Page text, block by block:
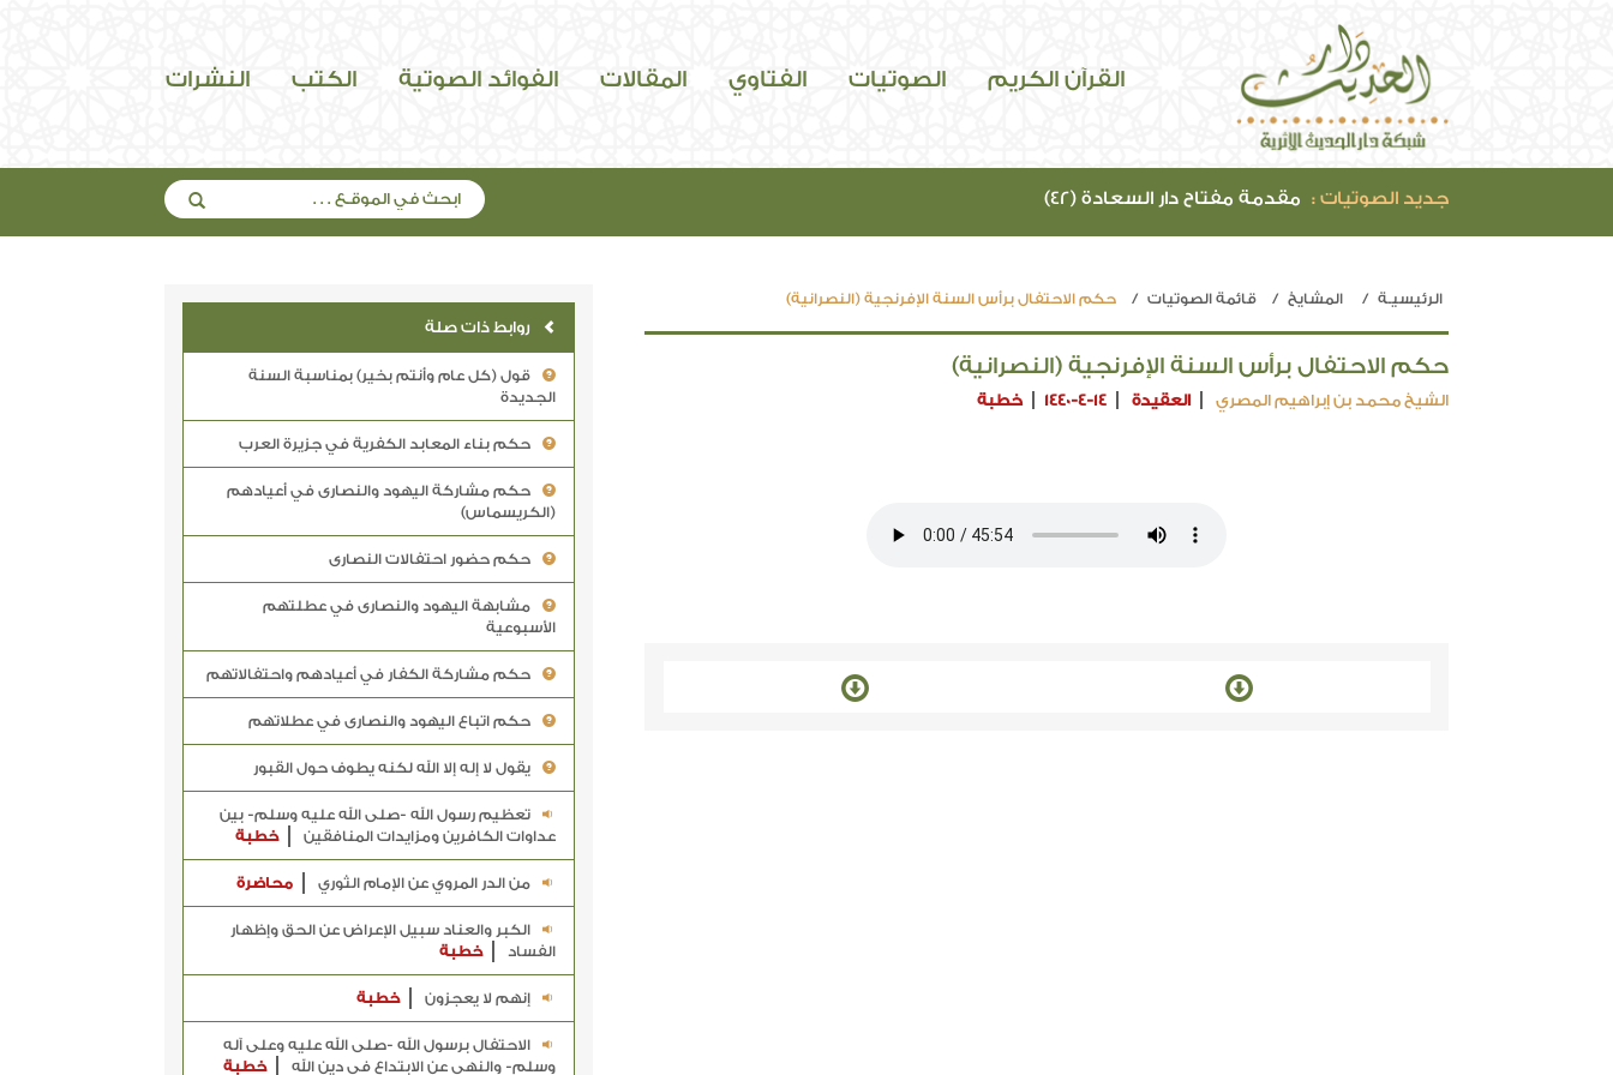
القرآن الكريم الصوتيات الفتاوي المقالات الفوائد الصوتية الكتب النشرات
جديد الصوتيات : مقدمة مفتاح دار السعادة (42)
الرئيسيـة المشايخ قائمة الصوتيات حكم الاحتفال برأس السنة الإفرنجية (النصرانية)
حكم الاحتفال برأس السنة الإفرنجية (النصرانية)
الشيخ محمد بن إبراهيم المصري العقيدة 1440-4-14 خطبة
روابط ذات صلة
قول (كل عام وأنتم بخير) بمناسبة السنة
الجديدة
حكم بناء المعابد الكفرية في جزيرة العرب
حكم مشاركة اليهود والنصارى في أعيادهم
(الكريسماس)
حكم حضور احتفالات النصارى
مشابهة اليهود والنصارى في عطلتهم
الأسبوعية
حكم مشاركة الكفار في أعيادهم واحتفالاتهم
حكم اتباع اليهود والنصارى في عطلاتهم
يقول لا إله إلا الله لكنه يطوف حول القبور
تعظيم رسول الله -صلى الله عليه وسلم- بين
عداوات الكافرين ومزايدات المنافقين
خطبة
من الدر المروي عن الإمام الثوري محاضرة
الكبر والعناد سبيل الإعراض عن الحق وإظهار
الفساد
خطبة
إنهم لا يعجزون خطبة
الاحتفال برسول الله -صلى الله عليه وعلى آله
وسلم- والنهي عن الابتداع في دين الله
خطبة